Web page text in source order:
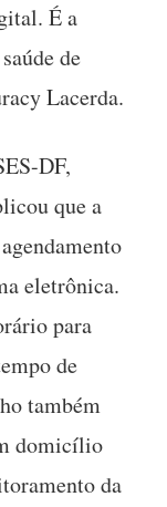
É a
de
Lacerda.
DF,
que a
eletrônica.
para
de
também
domicílio
da